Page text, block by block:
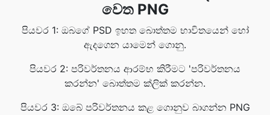
වෙත PNG
පියවර 1: ඔබගේ PSD ඉහත බොත්තම භාවිතයෙන් හෝ
ඇදගෙන යාමෙන් ගොනු.
පියවර 2: පරිවර්තනය ආරම්භ කිරීමට 'පරිවර්තනය
කරන්න' බොත්තම ක්ලික් කරන්න.
පියවර 3: ඔබේ පරිවර්තනය කළ ගොනුව බාගන්න PNG